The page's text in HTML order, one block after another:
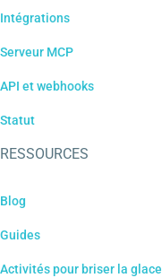
Intégrations
Serveur MCP
API et webhooks
Statut
RESSOURCES
Blog
Guides
Activités pour briser la glace